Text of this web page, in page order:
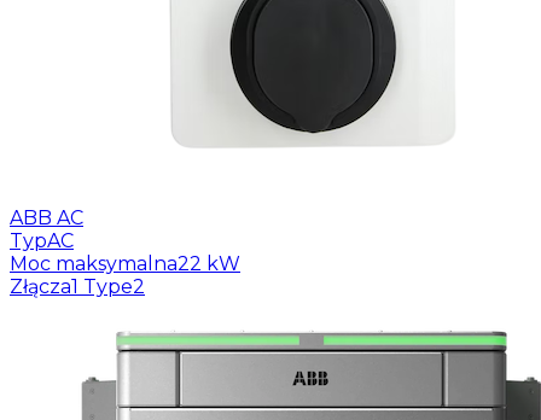
ABB AC
TypAC
Moc maksymalna22 kW
Złącza1 Type2